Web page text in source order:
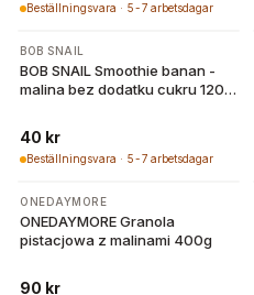
Beställningsvara · 5-7 arbetsdagar
BOB SNAIL
BOB SNAIL Smoothie banan -
malina bez dodatku cukru 120 g
40 kr
Beställningsvara · 5-7 arbetsdagar
ONEDAYMORE
ONEDAYMORE Granola
pistacjowa z malinami 400g
90 kr